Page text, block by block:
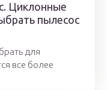
Циклонные
пылесос
для
все более